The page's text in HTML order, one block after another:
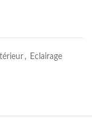
, Eclairage